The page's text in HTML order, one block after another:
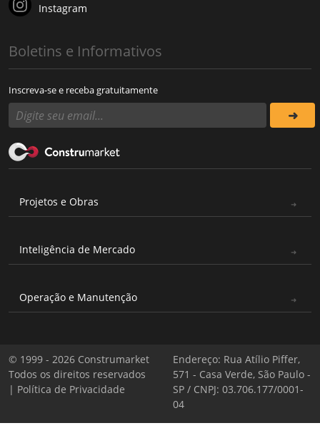
Instagram
Boletins e Informativos
Inscreva-se e receba gratuitamente
Projetos e Obras
Inteligência de Mercado
Operação e Manutenção
© 1999 - 2026 Construmarket
Todos os direitos reservados
| Política de Privacidade
Endereço: Rua Atílio Piffer,
571 - Casa Verde, São Paulo -
SP / CNPJ: 03.706.177/0001-
04